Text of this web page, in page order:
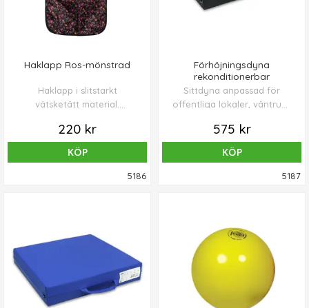
Haklapp Ros-mönstrad
Haklapp i slitstarkt
vätsketätt material.
reglerbar halsvidd.
220 kr
KÖP
5186
Förhöjningsdyna
rekonditionerbar
Sittdyna anpassad för
offentliga lokaler, väntrum,
spritdesinfektion krävs.
575 kr
KÖP
5187